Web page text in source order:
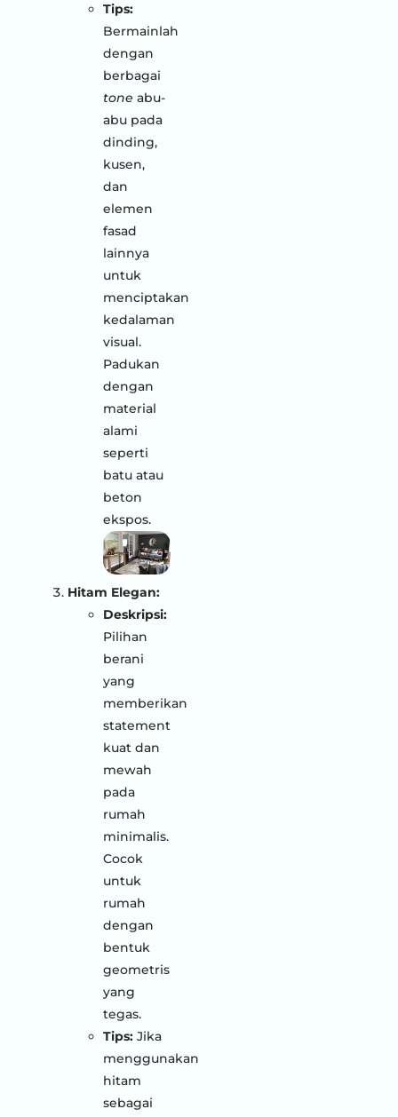
Tips:
Bermainlah
dengan
berbagai
tone abu-
abu pada
dinding,
kusen,
dan
elemen
fasad
lainnya
untuk
menciptakan
kedalaman
visual.
Padukan
dengan
material
alami
seperti
batu atau
beton
ekspos.
Hitam Elegan:
Deskripsi:
Pilihan
berani
yang
memberikan
statement
kuat dan
mewah
pada
rumah
minimalis.
Cocok
untuk
rumah
dengan
bentuk
geometris
yang
tegas.
Tips: Jika
menggunakan
hitam
sebagai